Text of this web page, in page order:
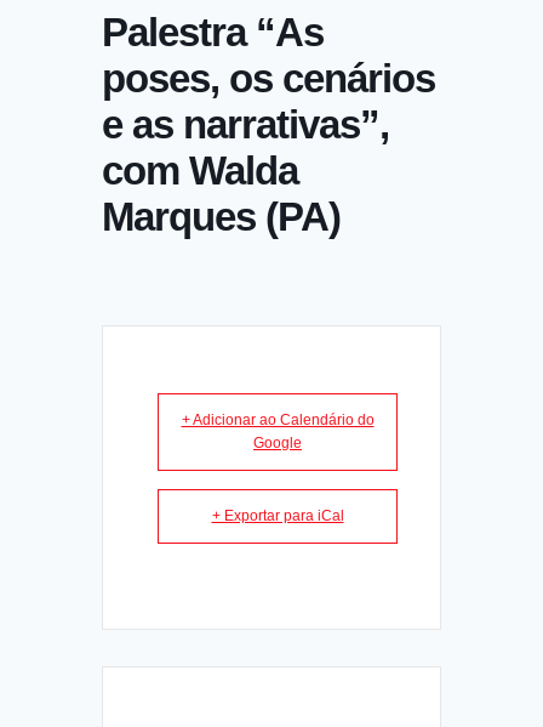
Palestra “As
poses, os cenários
e as narrativas”,
com Walda
Marques (PA)
+ Adicionar ao Calendário do
Google
+ Exportar para iCal